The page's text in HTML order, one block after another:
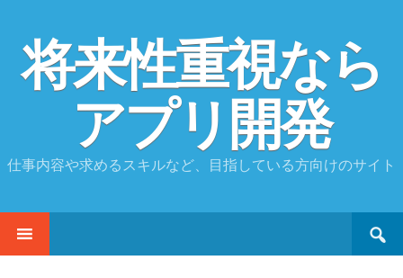
将来性重視なら
アプリ開発
仕事内容や求めるスキルなど、目指している方向けのサイト
SKIP